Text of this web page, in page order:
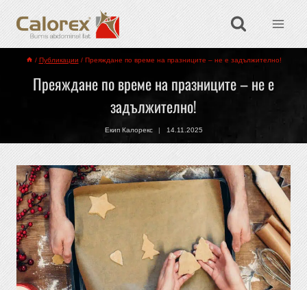
/ Публикации / Преяждане по време на празниците – не е задължително!
Преяждане по време на празниците – не е
задължително!
Екип Калорекс 14.11.2025